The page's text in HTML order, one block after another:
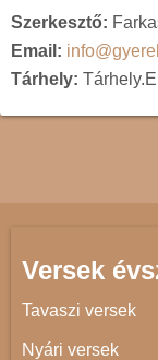
Szerkesztő:
Email:
Tárhely:
Versek
Tavaszi versek
Nyári versek